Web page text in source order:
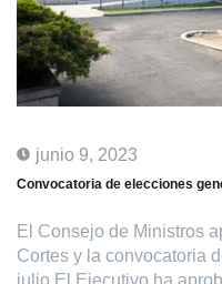
junio 9, 2023
Convocatoria de elecciones
El Consejo de Ministros
Cortes y la convocatoria
julio El Ejecutivo ha